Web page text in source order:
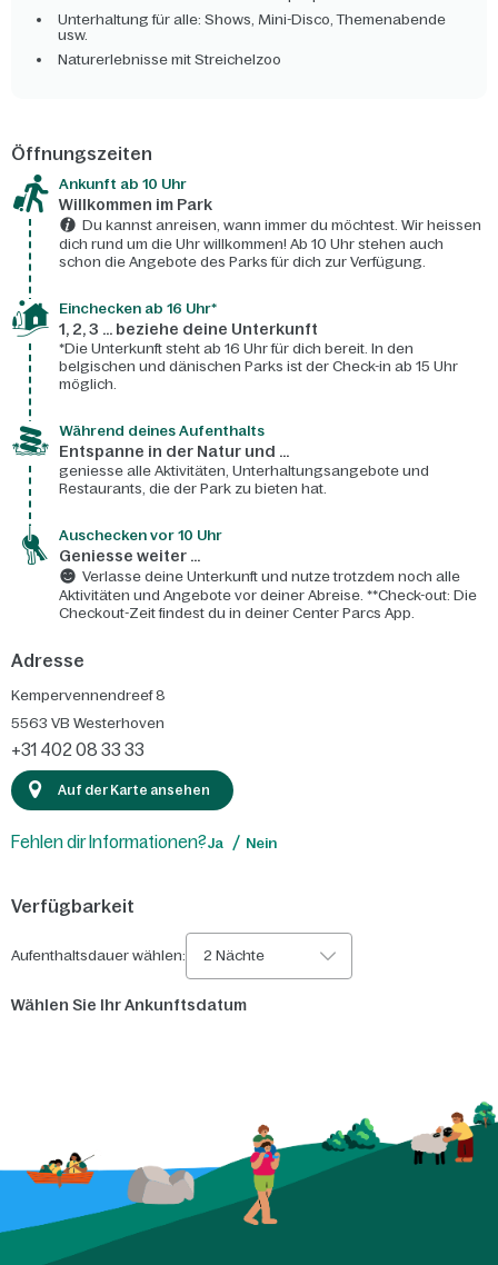
Unterhaltung für alle: Shows, Mini-Disco, Themenabende
usw.
Naturerlebnisse mit Streichelzoo
Öffnungszeiten
Ankunft ab 10 Uhr
Willkommen im Park
Du kannst anreisen, wann immer du möchtest. Wir heissen
dich rund um die Uhr willkommen! Ab 10 Uhr stehen auch
schon die Angebote des Parks für dich zur Verfügung.
Einchecken ab 16 Uhr*
1, 2, 3 ... beziehe deine Unterkunft
*Die Unterkunft steht ab 16 Uhr für dich bereit. In den
belgischen und dänischen Parks ist der Check-in ab 15 Uhr
möglich.
Während deines Aufenthalts
Entspanne in der Natur und ...
geniesse alle Aktivitäten, Unterhaltungsangebote und
Restaurants, die der Park zu bieten hat.
Auschecken vor 10 Uhr
Geniesse weiter ...
Verlasse deine Unterkunft und nutze trotzdem noch alle
Aktivitäten und Angebote vor deiner Abreise. **Check-out: Die
Checkout-Zeit findest du in deiner Center Parcs App.
Adresse
Kempervennendreef 8
5563 VB Westerhoven
+31 402 08 33 33
Auf der Karte ansehen
Fehlen dir Informationen?Ja Nein
Verfügbarkeit
Aufenthaltsdauer wählen: 2 Nächte
Wählen Sie Ihr Ankunftsdatum